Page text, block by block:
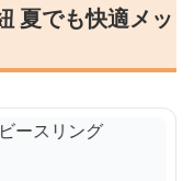
夏でも快適メッ